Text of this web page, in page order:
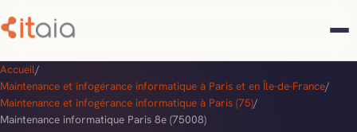
Accueil/
Maintenance et infogérance informatique à Paris et en Île-de-France/
Maintenance et infogérance informatique à Paris (75)/
Maintenance informatique Paris 8e (75008)